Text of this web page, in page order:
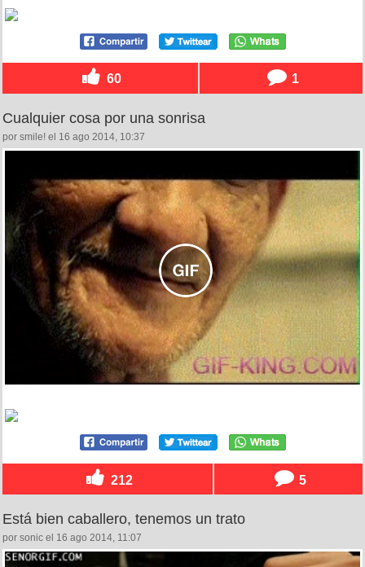
60 1
Cualquier cosa por una sonrisa
por smile! el 16 ago 2014, 10:37
212 5
Está bien caballero, tenemos un trato
por sonic el 16 ago 2014, 11:07